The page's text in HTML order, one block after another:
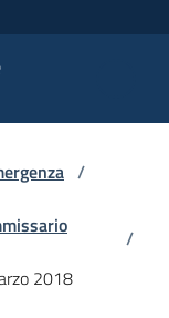
/
/
2018